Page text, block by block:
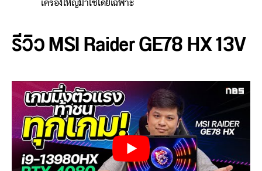
เครื่องใหญ่มาใช้โดยเฉพาะ
รีวิว MSI Raider GE78 HX 13V